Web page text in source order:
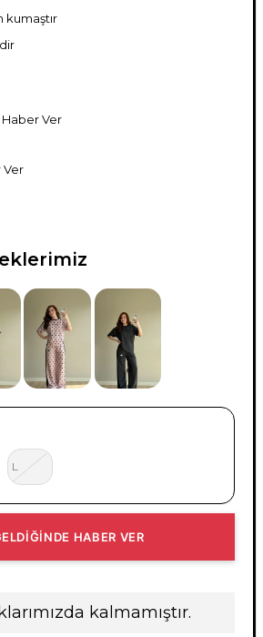
kumaştır
Ver
Ver
L
HABER VER
kalmamıştır.